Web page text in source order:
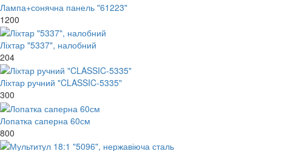
Лампа+сонячна панель "61223"
1200
Ліхтар "5337", налобний
204
Ліхтар ручний "CLASSIC-5335"
300
Лопатка саперна 60см
800